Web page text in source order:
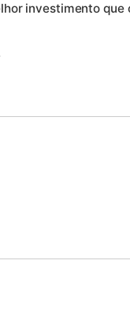
investimento